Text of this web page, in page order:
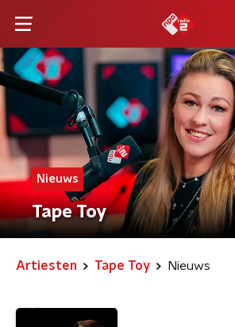
Nieuws
Tape Toy
Artiesten Tape Toy Nieuws